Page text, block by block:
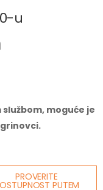
u
moguće je
PROVERITE
PUTEM